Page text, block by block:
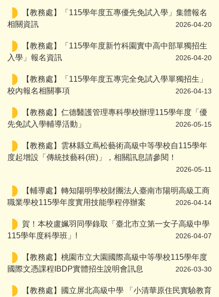
【教務處】「115學年度五專優先免試入學」集體報名
相關資訊
2026-04-20
【教務處】「115學年度新竹科園實中高中部單獨招生
入學」報名資訊
2026-04-20
【教務處】「115學年度五專完全免試入學單獨招生」
校內報名相關事項
2026-04-13
【教務處】仁德醫護管理專科學校辦理115學年度「優
先免試入學輔導活動」
2026-05-15
【教務處】雲林縣立蔦松藝術高級中等學校自115學年
度起增設「傳統技藝科(班)」，相關訊息請參閱！
2026-05-11
【輔導處】轉知陽明學校財團法人臺南市陽明高級工商
職業學校115學年度實用技能學程停辦案
2026-04-14
賀！本校盧姵羽同學錄取「臺北市立第一女子高級中學
115學年度科學班」!
2026-04-07
【教務處】桃園市立大園國際高級中等學校115學年度
國際文憑課程IBDP實體招生說明會訊息
2026-03-30
【教務處】國立屏北高級中學 「小清華原住民實驗教育